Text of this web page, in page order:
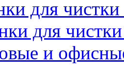
для чистки
для
и